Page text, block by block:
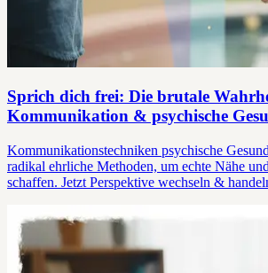
Sprich dich frei: Die brutale
Kommunikation & psychische
Kommunikationstechniken psychische
radikal ehrliche Methoden, um echte Nähe
schaffen. Jetzt Perspektive wechseln &